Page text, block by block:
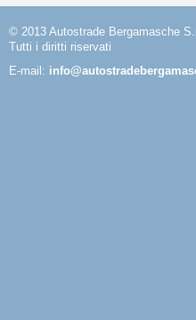
© 2013 Autostrade Bergamasche
Tutti i diritti riservati
E-mail: